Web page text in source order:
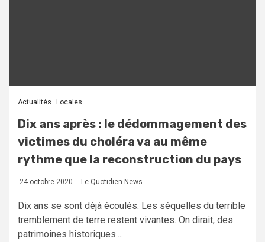
Actualités Locales
Dix ans après : le dédommagement des
victimes du choléra va au même
rythme que la reconstruction du pays
24 octobre 2020 Le Quotidien News
Dix ans se sont déjà écoulés. Les séquelles du terrible
tremblement de terre restent vivantes. On dirait, des
patrimoines historiques....